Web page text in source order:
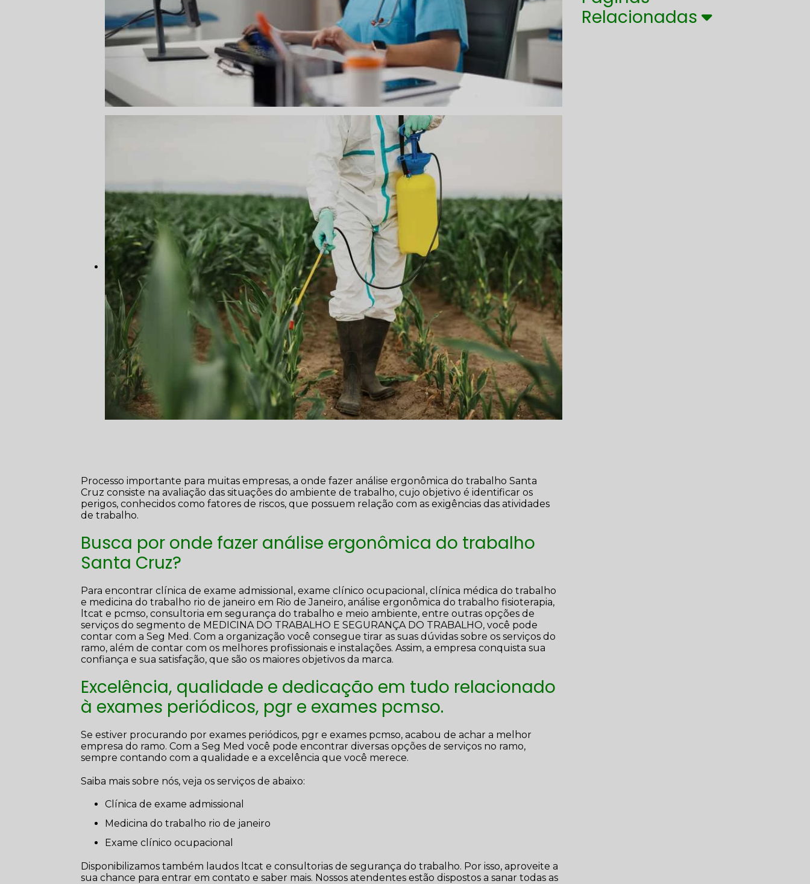
Processo importante para muitas empresas, a onde fazer análise ergonômica do trabalho Santa
Cruz consiste na avaliação das situações do ambiente de trabalho, cujo objetivo é identificar os
perigos, conhecidos como fatores de riscos, que possuem relação com as exigências das atividades
de trabalho.
Busca por onde fazer análise ergonômica do trabalho
Santa Cruz?
Para encontrar clínica de exame admissional, exame clínico ocupacional, clínica médica do trabalho
e medicina do trabalho rio de janeiro em Rio de Janeiro, análise ergonômica do trabalho fisioterapia,
ltcat e pcmso, consultoria em segurança do trabalho e meio ambiente, entre outras opções de
serviços do segmento de MEDICINA DO TRABALHO E SEGURANÇA DO TRABALHO, você pode
contar com a Seg Med. Com a organização você consegue tirar as suas dúvidas sobre os serviços do
ramo, além de contar com os melhores profissionais e instalações. Assim, a empresa conquista sua
confiança e sua satisfação, que são os maiores objetivos da marca.
Excelência, qualidade e dedicação em tudo relacionado
à exames periódicos, pgr e exames pcmso.
Se estiver procurando por exames periódicos, pgr e exames pcmso, acabou de achar a melhor
empresa do ramo. Com a Seg Med você pode encontrar diversas opções de serviços no ramo,
sempre contando com a qualidade e a excelência que você merece.
Saiba mais sobre nós, veja os serviços de abaixo:
clínica de exame admissional
medicina do trabalho rio de janeiro
exame clínico ocupacional
Disponibilizamos também laudos ltcat e consultorias de segurança do trabalho. Por isso, aproveite a
sua chance para entrar em contato e saber mais. Nossos atendentes estão dispostos a sanar todas as
Relacionadas